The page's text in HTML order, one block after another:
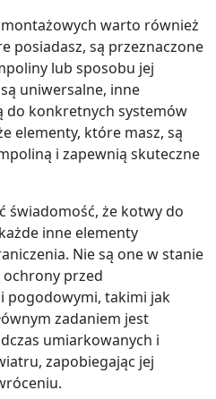
warto również
posiadasz, są przeznaczone
lub sposobu jej
uniwersalne, inne
do konkretnych systemów
elementy, które masz, są
i zapewnią skuteczne
świadomość, że kotwy do
inne elementy
Nie są one w stanie
przed
pogodowymi, takimi jak
zadaniem jest
umiarkowanych i
zapobiegając jej